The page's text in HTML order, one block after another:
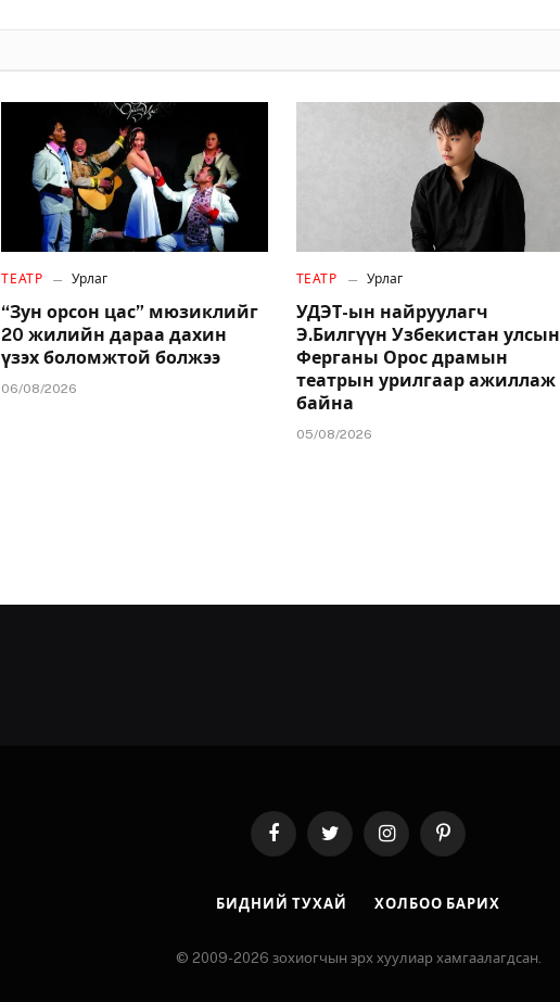
ТЕАТР Урлаг
“Зун орсон цас” мюзиклийг
20 жилийн дараа дахин
үзэх боломжтой болжээ
06/08/2026
ТЕАТР Урлаг
УДЭТ-ын найруулагч
Э.Билгүүн Узбекистан улсын
Ферганы Орос драмын
театрын урилгаар ажиллаж
байна
05/08/2026
FacebookTwitter InstagramPinterest
БИДНИЙ ТУХАЙ ХОЛБОО БАРИХ
© 2009-2026 зохиогчын эрх хуулиар хамгаалагдсан.